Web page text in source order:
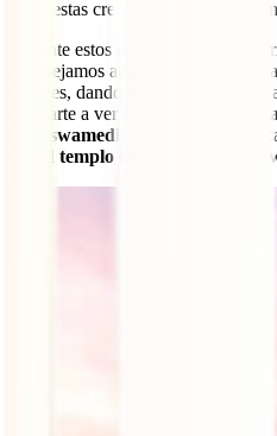
lugar estas cremaciones frente a la
Durante estos dos días de tu
aconsejamos aprender este rincón
Ganges, dando un paseo en barca
acercarte a ver el
ritual diario de
Dasaswamedh
y perderte por las
templo dorado Kashi